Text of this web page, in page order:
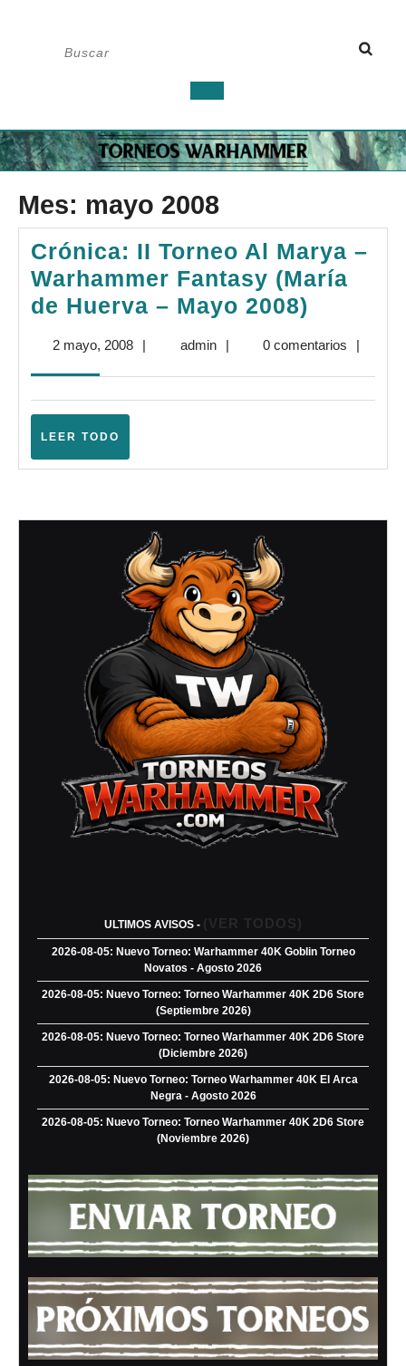
de
apertura
Mes: mayo 2008
Crónica: II Torneo Al Marya –
Warhammer Fantasy (María
de Huerva – Mayo 2008)
Torneo
(María
2 mayo, 20082
| adminadmin
| 0 comentarios |
LEER TODO
ULTIMOS AVISOS - (VER TODOS)
2026-08-05: Nuevo Torneo: Warhammer 40K Goblin Torneo
Novatos - Agosto 2026
2026-08-05: Nuevo Torneo: Torneo Warhammer 40K 2D6 Store
(Septiembre 2026)
2026-08-05: Nuevo Torneo: Torneo Warhammer 40K 2D6 Store
(Diciembre 2026)
2026-08-05: Nuevo Torneo: Torneo Warhammer 40K El Arca
Negra - Agosto 2026
2026-08-05: Nuevo Torneo: Torneo Warhammer 40K 2D6 Store
(Noviembre 2026)